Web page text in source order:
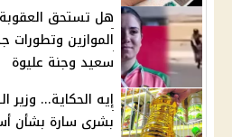
هل تستحق
الموازين
سعيد وجنة عليوة
إيه الحكاية... وزير
بشرى سارة بشأن